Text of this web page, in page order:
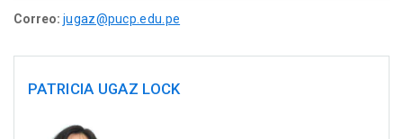
Correo: jugaz@pucp.edu.pe
PATRICIA UGAZ LOCK